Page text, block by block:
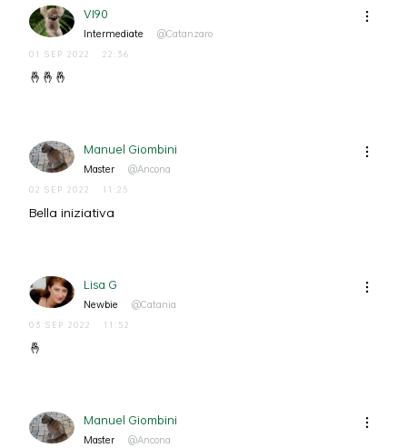
VI90
Intermediate @Catanzaro
01 SEP 2022 22:36
🤞🤞🤞
Manuel Giombini
Master @Ancona
02 SEP 2022 11:25
Bella iniziativa
Lisa G
Newbie @Catania
03 SEP 2022 11:52
🤞
Manuel Giombini
Master @Ancona